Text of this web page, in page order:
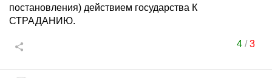
постановления) действием государства К
СТРАДАНИЮ.
4/3